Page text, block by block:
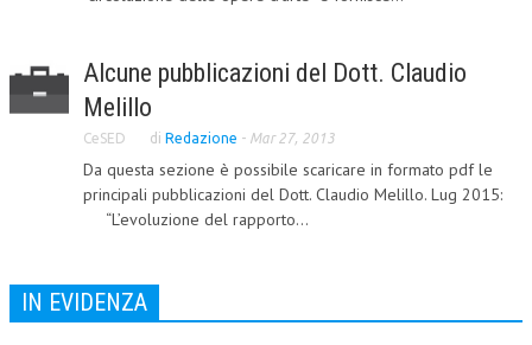
REDAZIONE
CODICE ETICO
ECONOMIA
Alcune pubblicazioni del Dott. Claudio
Melillo
CeSED di Redazione - Mar 27, 2013
Da questa sezione è possibile scaricare in formato pdf le
principali pubblicazioni del Dott. Claudio Melillo. Lug 2015:
“L’evoluzione del rapporto...
IN EVIDENZA